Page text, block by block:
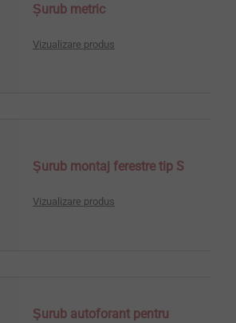
Șurub metric
Vizualizare produs
Şurub montaj ferestre tip S
Vizualizare produs
Şurub autoforant pentru